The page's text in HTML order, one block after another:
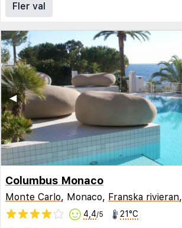
Fler val
◀︎
Columbus Monaco
Monte Carlo, Monaco, Franska rivieran,
4,4/5 21°C